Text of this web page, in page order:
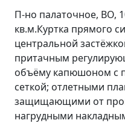
П-но палаточное, ВО,
кв.м.Куртка прямого
центральной
притачным
объёму капюшоном с
сеткой; отлетными
защищающими от
нагрудными